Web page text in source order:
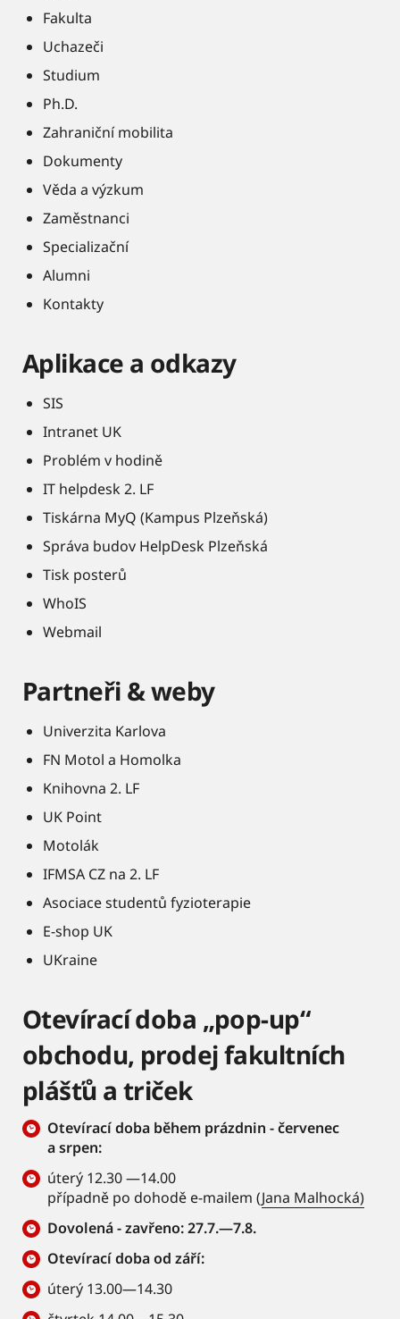
Fakulta
Uchazeči
Studium
Ph.D.
Zahraniční mobilita
Dokumenty
Věda a výzkum
Zaměstnanci
Specializační
Alumni
Kontakty
Aplikace a odkazy
SIS
Intranet UK
Problém v hodině
IT helpdesk 2. LF
Tiskárna MyQ (Kampus Plzeňská)
Správa budov HelpDesk Plzeňská
Tisk posterů
WhoIS
Webmail
Partneři & weby
Univerzita Karlova
FN Motol a Homolka
Knihovna 2. LF
UK Point
Motolák
IFMSA CZ na 2. LF
Asociace studentů fyzioterapie
E-shop UK
UKraine
Otevírací doba „pop-up“
obchodu, prodej fakultních
plášťů a triček
Otevírací doba během prázdnin - červenec
a srpen:
úterý 12.30 —14.00
případně po dohodě e-mailem (Jana Malhocká)
Dovolená - zavřeno: 27.7.—7.8.
Otevírací doba od září:
úterý 13.00—14.30